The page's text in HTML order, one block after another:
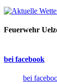
Feuerwehr
bei facebook
bei